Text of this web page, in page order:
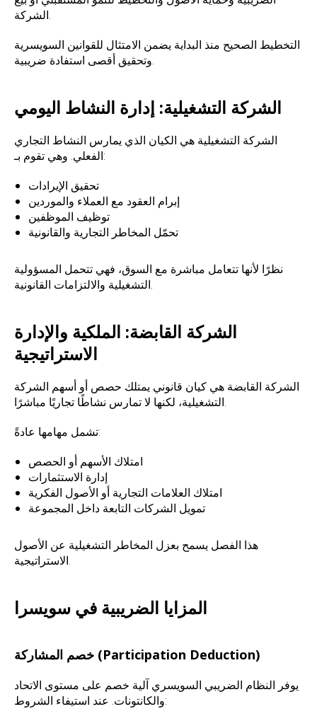
الشركة.
التخطيط الصحيح منذ البداية يضمن الامتثال للقوانين السويسرية
وتحقيق أقصى استفادة ضريبية.
الشركة التشغيلية: إدارة النشاط اليومي
الشركة التشغيلية هي الكيان الذي يمارس النشاط التجاري
الفعلي. وهي تقوم بـ:
تحقيق الإيرادات
إبرام العقود مع العملاء والموردين
توظيف الموظفين
تحمّل المخاطر التجارية والقانونية
نظرًا لأنها تتعامل مباشرة مع السوق، فهي تتحمل المسؤولية
التشغيلية والالتزامات القانونية.
الشركة القابضة: الملكية والإدارة
الاستراتيجية
الشركة القابضة هي كيان قانوني يمتلك حصص أو أسهم الشركة
التشغيلية، لكنها لا تمارس نشاطًا تجاريًا مباشرًا.
تشمل مهامها عادةً:
امتلاك الأسهم أو الحصص
إدارة الاستثمارات
امتلاك العلامات التجارية أو الأصول الفكرية
تمويل الشركات التابعة داخل المجموعة
هذا الفصل يسمح بعزل المخاطر التشغيلية عن الأصول
الاستراتيجية.
المزايا الضريبية في سويسرا
خصم المشاركة (Participation Deduction)
يوفر النظام الضريبي السويسري آلية خصم على مستوى الاتحاد
والكانتونات. عند استيفاء الشروط: